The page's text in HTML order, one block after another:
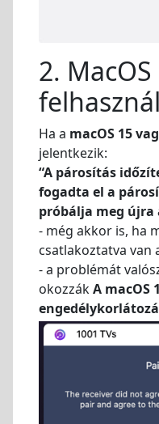
2. MacOS
Ha a macOS 15
jelentkezik:
“A párosítás
fogadta el a
próbálja meg újra
- még akkor is, ha
csatlakoztatva van
- a problémát
okozzákA macOS